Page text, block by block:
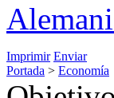
Imprimir Enviar
Portada > Economía